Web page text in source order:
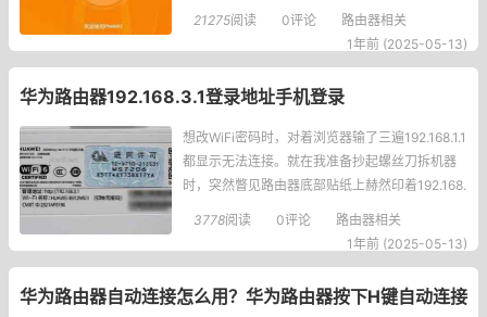
为买到了瑕疵品。直到我翻看路由器底部的贴
纸，才发现斐讯的默认网关地址与众不同。这段
2P
21275阅读 0评论
路由器相关
1年前 (2025-05-13)
华为路由器192.168.3.1登录地址手机登录
想改WiFi密码时，对着浏览器输了三遍192.168.1.1
都显示无法连接。就在我准备抄起螺丝刀拆机器
时，突然瞥见路由器底部贴纸上赫然印着192.168.
3.1——原来不同型号的登录地址还能不一样！为
了不让更多人经历我的抓狂时刻，特意整理了这
3778阅读 0评论
路由器相关
1年前 (2025-05-13)
华为路由器自动连接怎么用？华为路由器按下H键自动连接